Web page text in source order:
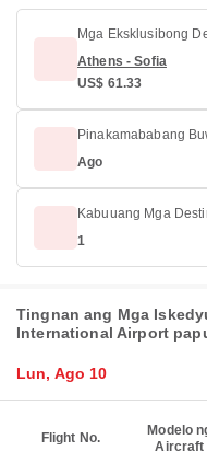
Mga Eksklusibong
Athens - Sofia
US$ 61.33
Pinakamababang
Ago
Kabuuang Mga
1
Tingnan ang Mga
International Airport
Lun, Ago 10
Flight No.
Modelo
Aircraft